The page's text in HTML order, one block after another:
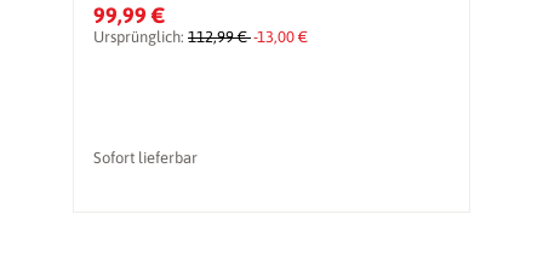
99,99 €
Ursprünglich: 112,99 €-13,00 €
Sofort lieferbar